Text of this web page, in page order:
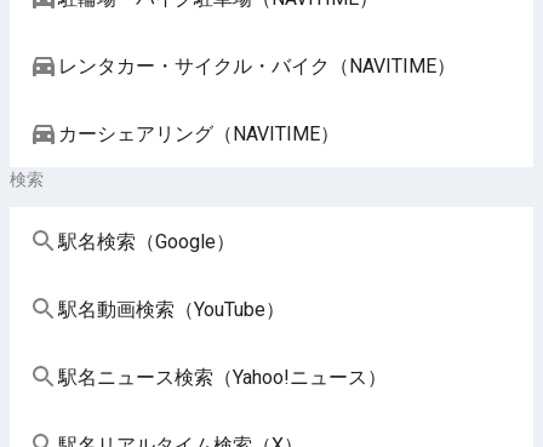
レンタカー・サイクル・バイク（NAVITIME）
カーシェアリング（NAVITIME）
検索
駅名検索（Google）
駅名動画検索（YouTube）
駅名ニュース検索（Yahoo!ニュース）